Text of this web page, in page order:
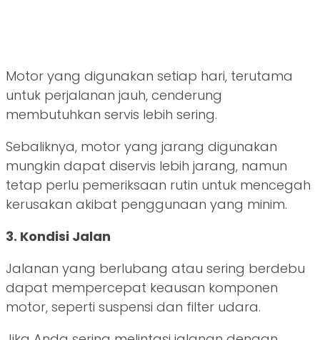
Motor yang digunakan setiap hari, terutama
untuk perjalanan jauh, cenderung
membutuhkan servis lebih sering.
Sebaliknya, motor yang jarang digunakan
mungkin dapat diservis lebih jarang, namun
tetap perlu pemeriksaan rutin untuk mencegah
kerusakan akibat penggunaan yang minim.
3. Kondisi Jalan
Jalanan yang berlubang atau sering berdebu
dapat mempercepat keausan komponen
motor, seperti suspensi dan filter udara.